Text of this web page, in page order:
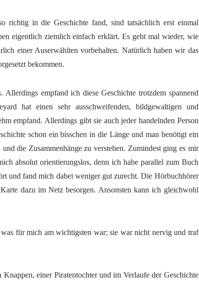
in die Geschichte fand, sind tatsächlich erst einmal
eigentlich ziemlich einfach erklärt. Es geht mal wieder, wie
einer Auserwählten vorbehalten. Natürlich haben wir das
bekommen.
empfand ich diese Geschichte trotzdem spannend
hat einen sehr ausschweifenden, bildgewaltigen und
empfand. Allerdings gibt sie auch jeder handelnden Person
schon ein bisschen in die Länge und man benötigt ein
die Zusammenhänge zu verstehen. Zumindest ging es mir
absolut orientierungslos, denn ich habe parallel zum Buch
und fand mich dabei weniger gut zurecht. Die Hörbuchhörer
dazu im Netz besorgen. Ansonsten kann ich gleichwohl
für mich am wichtigsten war; sie war nicht nervig und traf
einer Piratentochter und im Verlaufe der Geschichte